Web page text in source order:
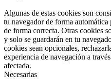
Algunas de estas cookies son
tu navegador de forma
de forma correcta. Otras cookies
y solo se guardarán en tu
cookies sean opcionales,
experiencia de navegación a
afectada.
Necesarias